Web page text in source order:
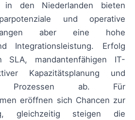
in den Niederlanden bieten
und operative
aber eine hohe
Integrationsleistung. Erfolg
SLA, mandantenfähigen IT-
Kapazitätsplanung und
Prozessen ab. Für
eröffnen sich Chancen zur
gleichzeitig steigen die